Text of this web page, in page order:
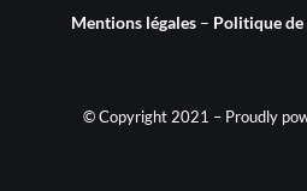
Mentions légales – Politique de
© Copyright 2021 – Proudly